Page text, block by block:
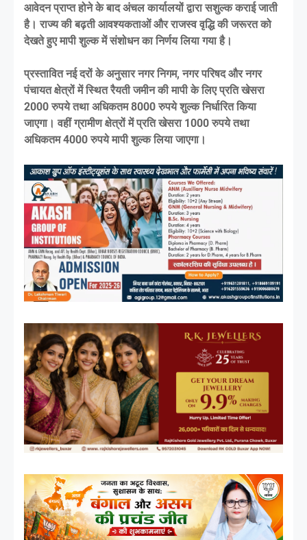
आवेदन प्राप्त होने के बाद अंचल कार्यालयों द्वारा सशुल्क कराई जाती
है। राज्य की बढ़ती आवश्यकताओं और राजस्व वृद्धि की जरूरत को
देखते हुए मापी शुल्क में संशोधन का निर्णय लिया गया है।
प्रस्तावित नई दरों के अनुसार नगर निगम, नगर परिषद और नगर
पंचायत क्षेत्रों में स्थित रैयती जमीन की मापी के लिए प्रति खेसरा
2000 रुपये तथा अधिकतम 8000 रुपये शुल्क निर्धारित किया
जाएगा। वहीं ग्रामीण क्षेत्रों में प्रति खेसरा 1000 रुपये तथा
अधिकतम 4000 रुपये मापी शुल्क लिया जाएगा।